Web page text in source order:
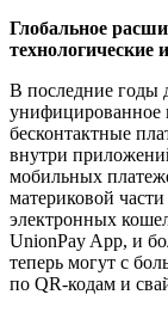
Глобальное
В последние годы
унифицированное
бесконтактные
внутри
мобильных
материковой
электронных
UnionPay App, и
теперь могут с
по QR-кодам и